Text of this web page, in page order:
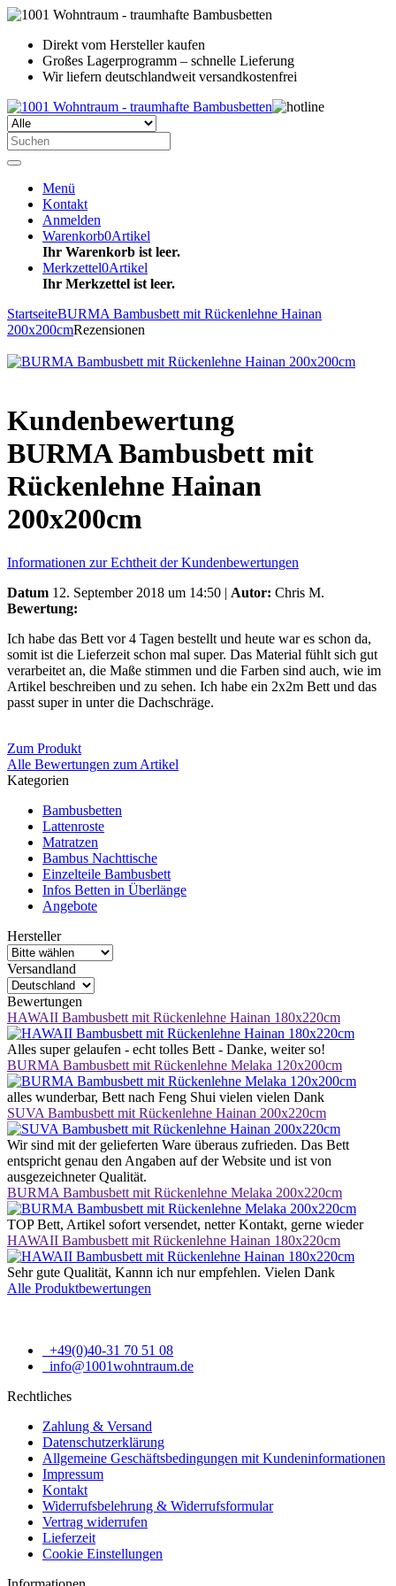
Direkt vom Hersteller kaufen
Großes Lagerprogramm – schnelle Lieferung
Wir liefern deutschlandweit versandkostenfrei
Menü
Kontakt
Anmelden
Warenkorb0Artikel
Ihr Warenkorb ist leer.
Merkzettel0Artikel
Ihr Merkzettel ist leer.
StartseiteBURMA Bambusbett mit Rückenlehne Hainan
200x200cmRezensionen
Kundenbewertung
BURMA Bambusbett mit
Rückenlehne Hainan
200x200cm
Informationen zur Echtheit der Kundenbewertungen
Datum 12. September 2018 um 14:50 | Autor: Chris M.
Bewertung:
Ich habe das Bett vor 4 Tagen bestellt und heute war es schon da,
somit ist die Lieferzeit schon mal super. Das Material fühlt sich gut
verarbeitet an, die Maße stimmen und die Farben sind auch, wie im
Artikel beschreiben und zu sehen. Ich habe ein 2x2m Bett und das
passt super in unter die Dachschräge.
Zum Produkt
Alle Bewertungen zum Artikel
Kategorien
Bambusbetten
Lattenroste
Matratzen
Bambus Nachttische
Einzelteile Bambusbett
Infos Betten in Überlänge
Angebote
Hersteller
Versandland
Bewertungen
HAWAII Bambusbett mit Rückenlehne Hainan 180x220cm
Alles super gelaufen - echt tolles Bett - Danke, weiter so!
BURMA Bambusbett mit Rückenlehne Melaka 120x200cm
alles wunderbar, Bett nach Feng Shui vielen vielen Dank
SUVA Bambusbett mit Rückenlehne Hainan 200x220cm
Wir sind mit der gelieferten Ware überaus zufrieden. Das Bett
entspricht genau den Angaben auf der Website und ist von
ausgezeichneter Qualität.
BURMA Bambusbett mit Rückenlehne Melaka 200x220cm
TOP Bett, Artikel sofort versendet, netter Kontakt, gerne wieder
HAWAII Bambusbett mit Rückenlehne Hainan 180x220cm
Sehr gute Qualität, Kannn ich nur empfehlen. Vielen Dank
Alle Produktbewertungen
+49(0)40-31 70 51 08
info@1001wohntraum.de
Rechtliches
Zahlung & Versand
Datenschutzerklärung
Allgemeine Geschäftsbedingungen mit Kundeninformationen
Impressum
Kontakt
Widerrufsbelehrung & Widerrufsformular
Vertrag widerrufen
Lieferzeit
Cookie Einstellungen